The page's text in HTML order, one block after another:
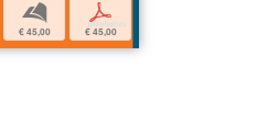
b
€ 45,00
p
€ 45,00